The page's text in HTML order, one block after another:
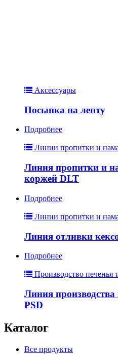
Аксессуары
Посыпка на ленту
Подробнее
Линии пропитки и
Линия пропитки и
коржей DLT
Подробнее
Линии пропитки и
Линия отливки
Подробнее
Производство печенья
Линия производства
PSD
Каталог
Все продукты